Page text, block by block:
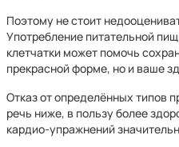
Поэтому не стоит
Употребление питательной
клетчатки может помочь
прекрасной форме, но и ваше
Отказ от определённых типов
речь ниже, в пользу более
кардио-упражнений